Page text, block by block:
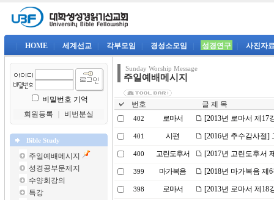
HOME 세계선교 각부모임 경성소모임 성경연구 사진자
비밀번호 기억
회원등록
비번분실
Bible Study
주일예배메시지
성경공부문제지
수양회강의
특강
Sunday Worship Message
주일예배메시지
번호 글 제 목
402 로마서 [2013년 로마서 제17
401 시편 [2016년 추수감사절]
400 고린도후서 [2017년 고린도후서
399 마가복음 [2018년 마가복음 제
398 로마서 [2013년 로마서 제18